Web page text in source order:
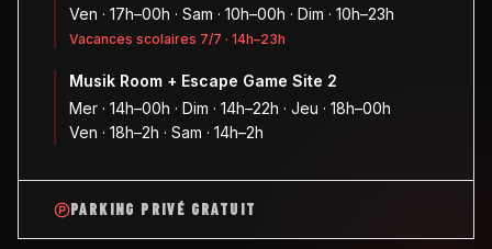
Ven · 17h–00h · Sam · 10h–00h · Dim · 10h–23h
Vacances scolaires 7/7 · 14h–23h
Musik Room + Escape Game Site 2
Mer · 14h–00h · Dim · 14h–22h · Jeu · 18h–00h
Ven · 18h–2h · Sam · 14h–2h
PARKING PRIVÉ GRATUIT